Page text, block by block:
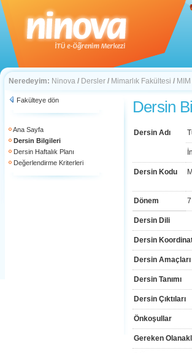
Neredeyim: Ninova / Dersler / Mimarlık Fakültesi /
Fakülteye dön
Ana Sayfa
Dersin Bilgileri
Dersin Haftalık Planı
Değerlendirme Kriterleri
Dersin
Dersin Adı
Dersin Kodu
Dönem 7
Dersin Dili
Dersin
Dersin Amaçları
Dersin Tanımı
Dersin Çıktıları
Önkoşullar
Gereken